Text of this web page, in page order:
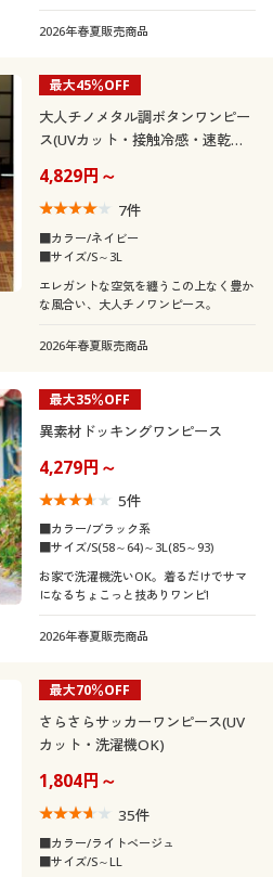
わせ
閉じる
2026年春夏販売商品
最大45％OFF
大人チノメタル調ボタンワンピー
ス(UVカット・接触冷感・速乾
4,829円～
7件
■カラー/ネイビー
■サイズ/S～3L
エレガントな空気を纏うこの上なく豊か
な風合い、大人チノワンピース。
2026年春夏販売商品
最大35％OFF
異素材ドッキングワンピース
4,279円～
5件
■カラー/ブラック系
■サイズ/S(58～64)～3L(85～93)
お家で洗濯機洗いOK。着るだけでサマ
になるちょこっと技ありワンピ!
2026年春夏販売商品
最大70％OFF
さらさらサッカーワンピース(UV
カット・洗濯機OK)
1,804円～
35件
■カラー/ライトベージュ
■サイズ/S～LL